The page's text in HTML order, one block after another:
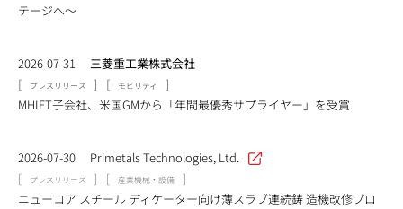
テージへ～
2026-07-31
三菱重工業株式会社
[
プレスリリース ] [ モビリティ
]
MHIET子会社、米国GMから「年間最優秀サプライヤー」を受賞
2026-07-30
Primetals Technologies, Ltd.
[
プレスリリース ] [ 産業機械・設備
]
ニューコア スチール ディケーター向け薄スラブ連続鋳 造機改修プロ